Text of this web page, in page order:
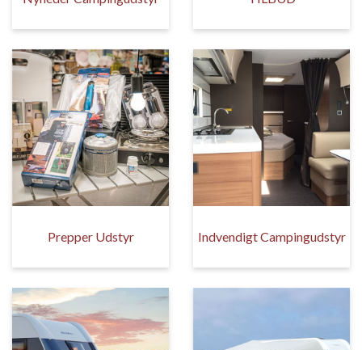
Prepper Udstyr Indvendigt Campingudstyr